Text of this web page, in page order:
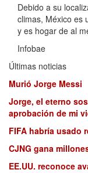
Debido a su
climas, México es
y es hogar de al
Infobae
Últimas noticias
Murió Jorge Messi
Jorge, el eterno
aprobación de mi
FIFA habría usado
CJNG gana
EE.UU. reconoce